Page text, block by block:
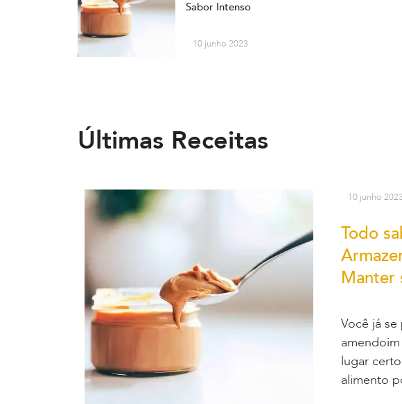
Sabor Intenso
10 junho 2023
Últimas Receitas
10 junho 2023
Todo
Manter
Você já
lugar
alimento